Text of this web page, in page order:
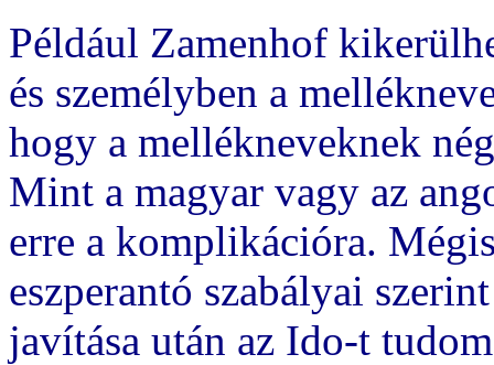
Például Zamenhof
és személyben a
hogy a mellékneveknek
Mint a magyar vagy az
erre a komplikációra.
eszperantó szabályai
javítása után az Ido-t